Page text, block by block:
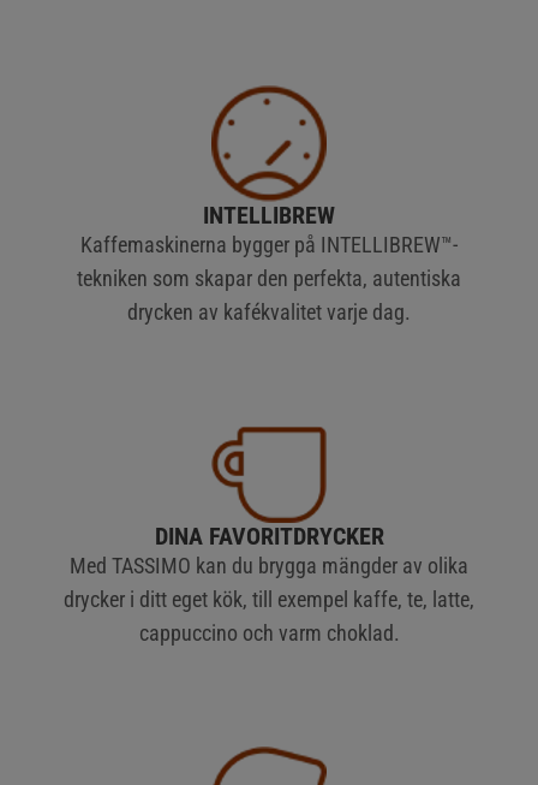
INTELLIBREW
Kaffemaskinerna bygger på INTELLIBREW™-
tekniken som skapar den perfekta, autentiska
drycken av kafékvalitet varje dag.
DINA FAVORITDRYCKER
Med TASSIMO kan du brygga mängder av olika
drycker i ditt eget kök, till exempel kaffe, te, latte,
cappuccino och varm choklad.